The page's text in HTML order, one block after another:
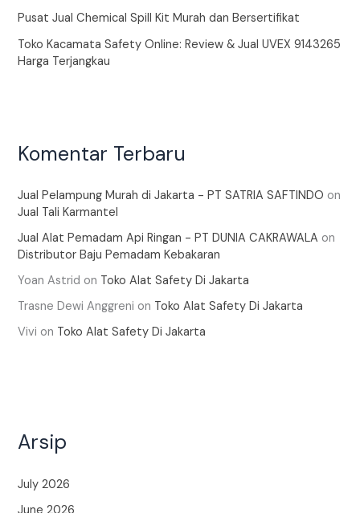
Pusat Jual Chemical Spill Kit Murah dan Bersertifikat
Toko Kacamata Safety Online: Review & Jual UVEX 9143265
Harga Terjangkau
Komentar Terbaru
Jual Pelampung Murah di Jakarta - PT SATRIA SAFTINDO on
Jual Tali Karmantel
Jual Alat Pemadam Api Ringan - PT DUNIA CAKRAWALA on
Distributor Baju Pemadam Kebakaran
Yoan Astrid on Toko Alat Safety Di Jakarta
Trasne Dewi Anggreni on Toko Alat Safety Di Jakarta
Vivi on Toko Alat Safety Di Jakarta
Arsip
July 2026
June 2026